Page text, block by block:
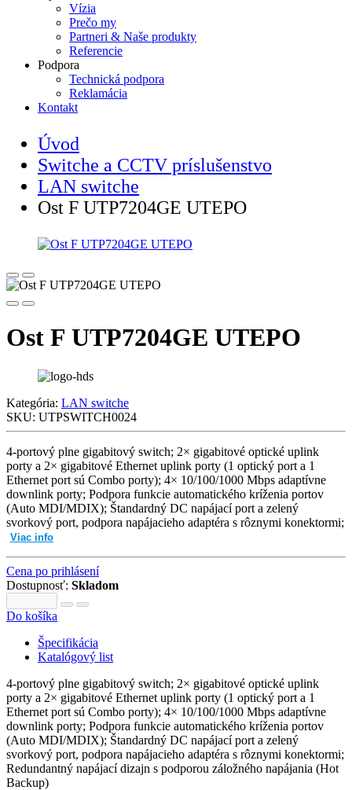
Vízia
Prečo my
Partneri & Naše produkty
Referencie
Podpora
Technická podpora
Reklamácia
Kontakt
Úvod
Switche a CCTV príslušenstvo
LAN switche
Ost F UTP7204GE UTEPO
Ost F UTP7204GE UTEPO
Kategória: LAN switche
SKU: UTPSWITCH0024
4-portový plne gigabitový switch; 2× gigabitové optické uplink
porty a 2× gigabitové Ethernet uplink porty (1 optický port a 1
Ethernet port sú Combo porty); 4× 10/100/1000 Mbps adaptívne
downlink porty; Podpora funkcie automatického kríženia portov
(Auto MDI/MDIX); Štandardný DC napájací port a zelený
svorkový port, podpora napájacieho adaptéra s rôznymi konektormi;
Viac info
Cena po prihlásení
Dostupnosť: Skladom
Do košíka
Špecifikácia
Katalógový list
4-portový plne gigabitový switch; 2× gigabitové optické uplink
porty a 2× gigabitové Ethernet uplink porty (1 optický port a 1
Ethernet port sú Combo porty); 4× 10/100/1000 Mbps adaptívne
downlink porty; Podpora funkcie automatického kríženia portov
(Auto MDI/MDIX); Štandardný DC napájací port a zelený
svorkový port, podpora napájacieho adaptéra s rôznymi konektormi;
Redundantný napájací dizajn s podporou záložného napájania (Hot
Backup)